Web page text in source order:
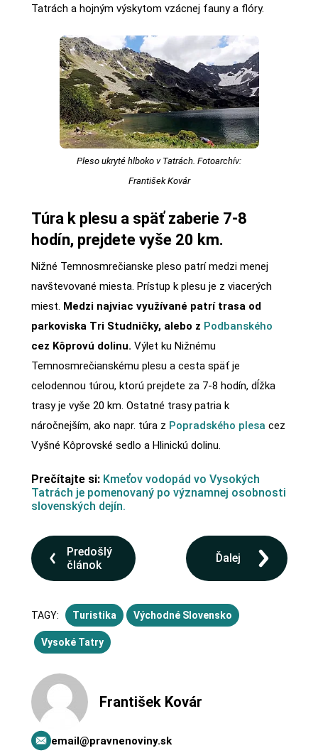
Tatrách a hojným výskytom vzácnej fauny a flóry.
Pleso ukryté hlboko v Tatrách. Fotoarchív:
František Kovár
Túra k plesu a späť zaberie 7-8
hodín, prejdete vyše 20 km.
Nižné Temnosmrečianske pleso patrí medzi menej
navštevované miesta. Prístup k plesu je z viacerých
miest. Medzi najviac využívané patrí trasa od
parkoviska Tri Studničky, alebo z Podbanského
cez Kôprovú dolinu. Výlet ku Nižnému
Temnosmrečianskému plesu a cesta späť je
celodennou túrou, ktorú prejdete za 7-8 hodín, dĺžka
trasy je vyše 20 km. Ostatné trasy patria k
náročnejším, ako napr. túra z Popradského plesa cez
Vyšné Kôprovské sedlo a Hlinickú dolinu.
Prečítajte si: Kmeťov vodopád vo Vysokých
Tatrách je pomenovaný po významnej osobnosti
slovenských dejín.
Predošlý
článok
Ďalej
TAGY: Turistika Východné Slovensko
Vysoké Tatry
František Kovár
email@pravnenoviny.sk